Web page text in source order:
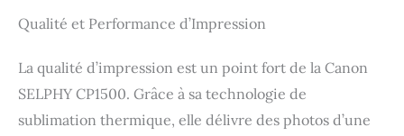
l'emploi. Mesures
adaptées à vous : donnez
créativité et imprimez
dans une grande variété
de formats, de la carte
postale aux mini
Qualité et Performance d’Impression
La qualité d’impression est un point fort de la Canon
SELPHY CP1500. Grâce à sa technologie de
sublimation thermique, elle délivre des photos d’une